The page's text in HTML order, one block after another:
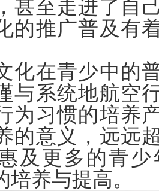
甚至走进了自
的推广普及有
化在青少中的
与系统地航空
为习惯的培养
的意义，远远
及更多的青
培养与提高。